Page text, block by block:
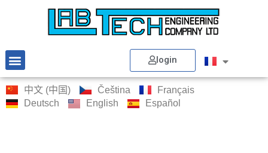
login
中文 (中国) Čeština
Français
Deutsch
English Español